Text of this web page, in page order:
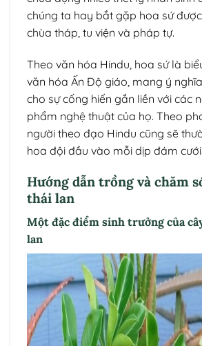
chúng ta hay bắt gặp hoa sứ
chùa tháp, tu viện và pháp tự.
Theo văn hóa Hindu, hoa sứ là
văn hóa Ấn Độ giáo, mang ý
cho sự cống hiến gắn liền với các
phẩm nghệ thuật của họ. Theo
người theo đạo Hindu cũng sẽ
hoa đội đầu vào mỗi dịp đám cưới.
Hướng dẫn trồng và chăm
thái lan
Một đặc điểm sinh trưởng của
lan